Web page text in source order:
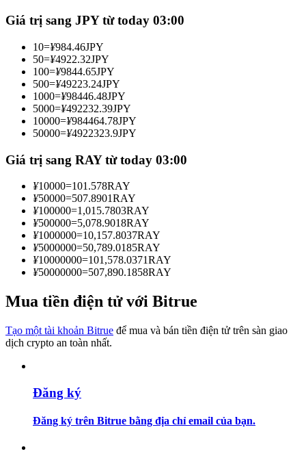
Trở thành Nhà giao dịch Sao chép
Tận hưởng chia sẻ lợi nhuận và hoa hồng giao dịch sao chép
Thông tin
Hướng dẫn
Giá trị sang JPY từ today 03:00
10=¥984.46JPY
50=¥4922.32JPY
100=¥9844.65JPY
500=¥49223.24JPY
1000=¥98446.48JPY
5000=¥492232.39JPY
10000=¥984464.78JPY
50000=¥4922323.9JPY
Giá trị sang RAY từ today 03:00
¥10000=101.578RAY
¥50000=507.8901RAY
¥100000=1,015.7803RAY
¥500000=5,078.9018RAY
¥1000000=10,157.8037RAY
¥5000000=50,789.0185RAY
¥10000000=101,578.0371RAY
¥50000000=507,890.1858RAY
Mua tiền điện tử với Bitrue
Tạo một tài khoản Bitrue để mua và bán tiền điện tử trên sàn giao
dịch crypto an toàn nhất.
Đăng ký
Đăng ký trên Bitrue bằng địa chỉ email của bạn.